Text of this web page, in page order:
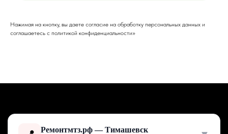
Нажимая на кнопку, вы даете согласие на обработку персональных данных и
соглашаетесь c политикой конфиденциальности»
Ремонтмтз.рф — Тимашевск